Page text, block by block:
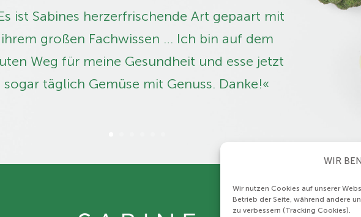
WIR
Wir nutzen Cookies auf unserer
Betrieb der Seite, während andere
zu verbessern (Tracking Cookies).
ist Sabines herzerfrischende Art ­gepaart mit
ihrem großen Fachwissen … Ich bin auf dem
Weg für meine Gesundheit und esse jetzt
sogar täglich Gemüse mit Genuss. Danke!«